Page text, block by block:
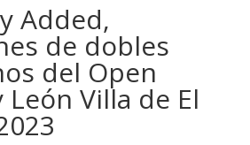
Added,
de dobles
del Open
León Villa de El